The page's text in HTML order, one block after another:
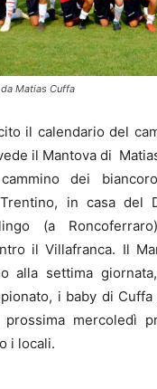
Matias Cuffa
il calendario del
il Mantova di
dei
in casa del
(a
il Villafranca. Il
alla settima
i baby di
prossima mercoledì
i locali.